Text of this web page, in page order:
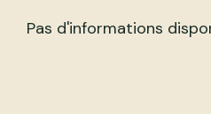
Pas d'informations